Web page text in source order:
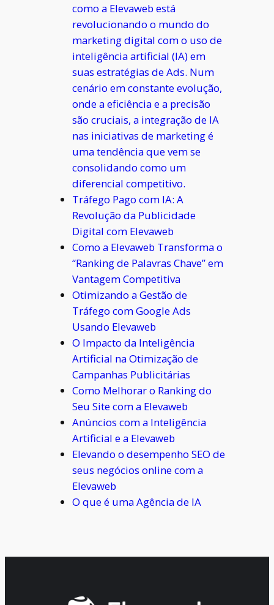
como a Elevaweb está
revolucionando o mundo do
marketing digital com o uso de
inteligência artificial (IA) em
suas estratégias de Ads. Num
cenário em constante evolução,
onde a eficiência e a precisão
são cruciais, a integração de IA
nas iniciativas de marketing é
uma tendência que vem se
consolidando como um
diferencial competitivo.
Tráfego Pago com IA: A
Revolução da Publicidade
Digital com Elevaweb
Como a Elevaweb Transforma o
“Ranking de Palavras Chave” em
Vantagem Competitiva
Otimizando a Gestão de
Tráfego com Google Ads
Usando Elevaweb
O Impacto da Inteligência
Artificial na Otimização de
Campanhas Publicitárias
Como Melhorar o Ranking do
Seu Site com a Elevaweb
Anúncios com a Inteligência
Artificial e a Elevaweb
Elevando o desempenho SEO de
seus negócios online com a
Elevaweb
O que é uma Agência de IA